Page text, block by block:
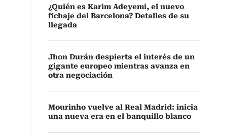
¿Quién es Karim Adeyemi, el nuevo
fichaje del Barcelona? Detalles de su
llegada
Jhon Durán despierta el interés de un
gigante europeo mientras avanza en
otra negociación
Mourinho vuelve al Real Madrid: inicia
una nueva era en el banquillo blanco